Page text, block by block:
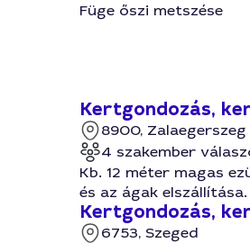
Füge őszi metszése
Kertgondozás,
8900, Zalaegerszeg
4 szakember
Kb. 12 méter magas
és az ágak
Kertgondozás,
6753, Szeged